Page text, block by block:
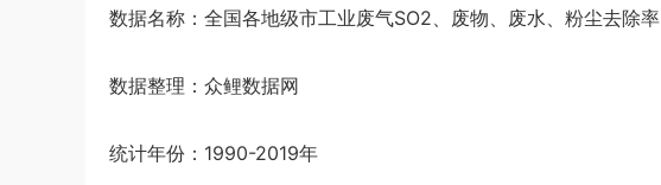
数据名称：全国各地级市工业废气SO2、废物、废水、粉尘去除率
数据整理：众鲤数据网
统计年份：1990-2019年